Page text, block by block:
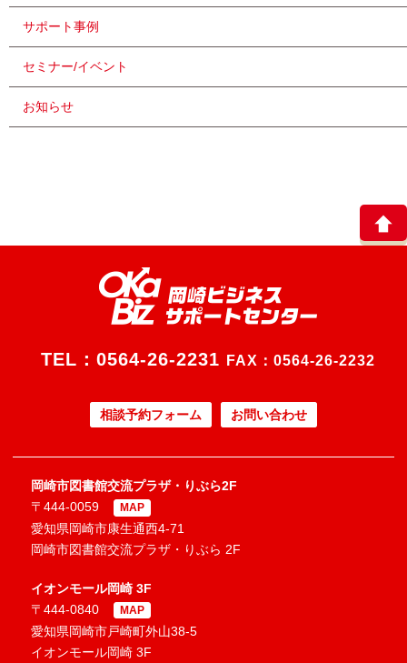
サポート事例
セミナー/イベント
お知らせ
TEL： 0564-26-2231 FAX：0564-26-2232
相談予約フォーム お問い合わせ
岡崎市図書館交流プラザ・りぶら2F
〒444-0059
MAP
愛知県岡崎市康生通西4-71
岡崎市図書館交流プラザ・りぶら 2F
イオンモール岡崎 3F
〒444-0840
MAP
愛知県岡崎市戸崎町外山38-5
イオンモール岡崎 3F